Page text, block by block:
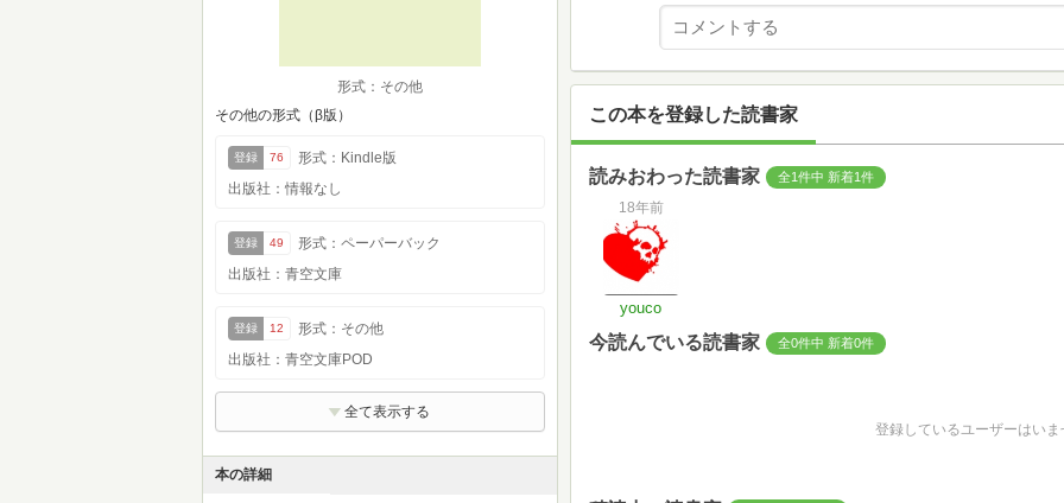
形式：その他
その他の形式（β版）
登録 76
形式：Kindle版
出版社：情報なし
登録 49
形式：ペーパーバック
出版社：青空文庫
登録 12
形式：その他
出版社：青空文庫POD
全て表示する
本の詳細
この本を登録した読書家
読みおわった読書家 全1件中 新着1件
18年前
youco
今読んでいる読書家 全0件中 新着0件
登録しているユーザーはいま